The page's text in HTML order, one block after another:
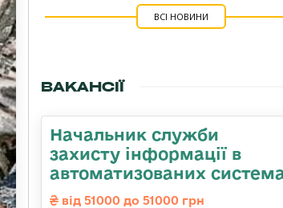
ВСІ НОВИНИ
ВАКАНСІЇ
Начальник служби
захисту інформації в
автоматизованих
від 51000 до 51000 грн